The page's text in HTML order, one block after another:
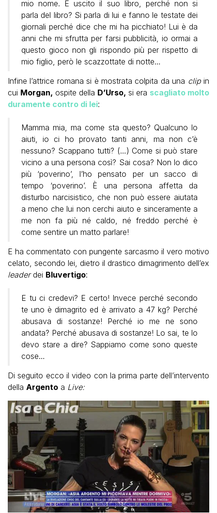
mio nome. È uscito il suo libro, perché non si
parla del libro? Si parla di lui e fanno le testate dei
giornali perché dice che mi ha picchiato! Lui è da
anni che mi sfrutta per farsi pubblicità, io ormai a
questo gioco non gli rispondo più per rispetto di
mio figlio, però le scazzottate di notte…
Infine l’attrice romana si è mostrata colpita da una clipin
cui Morgan, ospite della D’Urso, si era scagliato molto
duramente contro di lei:
Mamma mia, ma come sta questo? Qualcuno lo
aiuti, io ci ho provato tanti anni, ma non c’è
nessuno? Scappano tutti? (…) Come si può stare
vicino a una persona così? Sai cosa? Non lo dico
più ‘poverino’, l’ho pensato per un sacco di
tempo ‘poverino’. È una persona affetta da
disturbo narcisistico, che non può essere aiutata
a meno che lui non cerchi aiuto e sinceramente a
me non fa più né caldo, né freddo perché è
come sentire un matto parlare!
E ha commentato con pungente sarcasmo il vero motivo
celato, secondo lei, dietro il drastico dimagrimento dell’ex
leaderdei Bluvertigo:
E tu ci credevi? E certo! Invece perché secondo
te uno è dimagrito ed è arrivato a 47 kg? Perché
abusava di sostanze! Perché io me ne sono
andata? Perché abusava di sostanze! Lo sai, te lo
devo stare a dire? Sappiamo come sono queste
cose…
Di seguito ecco il video con la prima parte dell’intervento
della Argento a Live: